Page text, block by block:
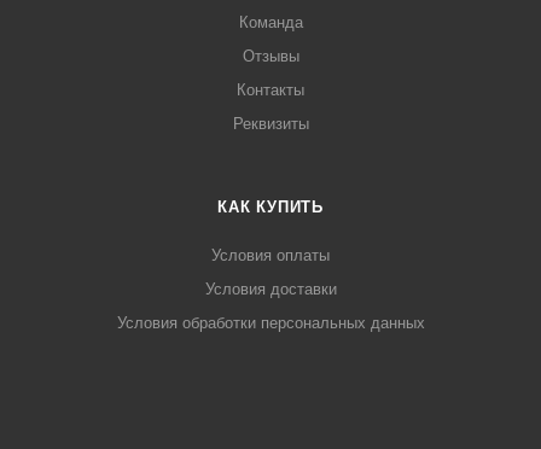
Команда
Отзывы
Контакты
Реквизиты
КАК КУПИТЬ
Условия оплаты
Условия доставки
Условия обработки персональных данных